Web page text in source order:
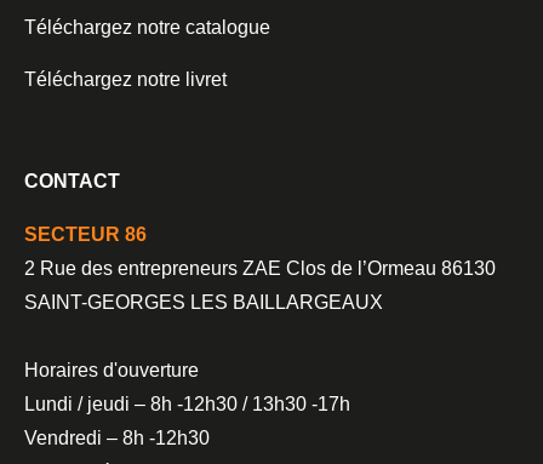
Téléchargez notre catalogue
Téléchargez notre livret
CONTACT
SECTEUR 86
2 Rue des entrepreneurs ZAE Clos de l’Ormeau 86130
SAINT-GEORGES LES BAILLARGEAUX
Horaires d'ouverture
Lundi / jeudi – 8h -12h30 / 13h30 -17h
Vendredi – 8h -12h30